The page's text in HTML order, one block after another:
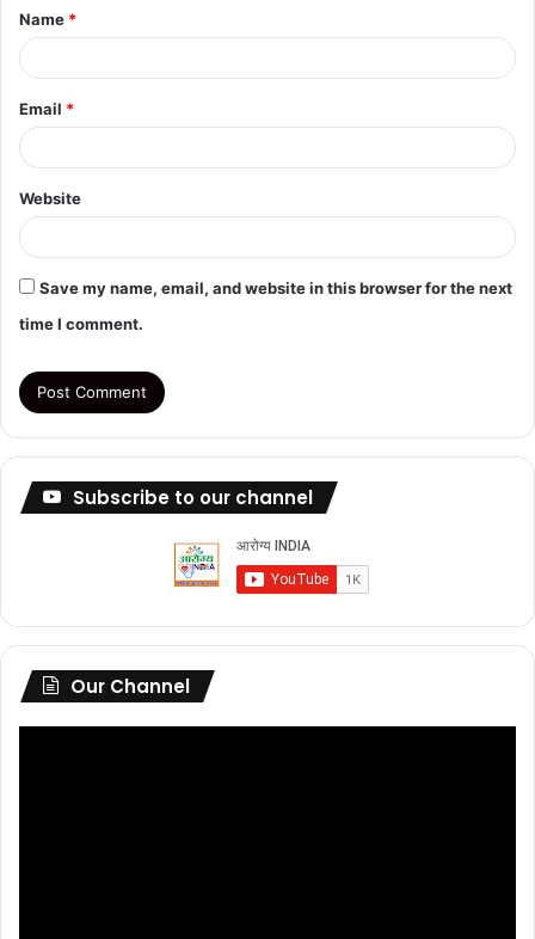
*
Name *
Email *
Website
Save my name, email, and website in this browser for the next
time I comment.
Subscribe to our channel
Our Channel